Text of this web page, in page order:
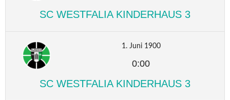
SC WESTFALIA KINDERHAUS 3
1. Juni 1900
0:00
SC WESTFALIA KINDERHAUS 3